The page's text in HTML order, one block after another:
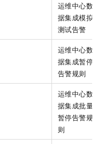
运维中心数
据集成模拟
测试告警
运维中心数
据集成暂停
告警规则
运维中心数
据集成批量
暂停告警规
则